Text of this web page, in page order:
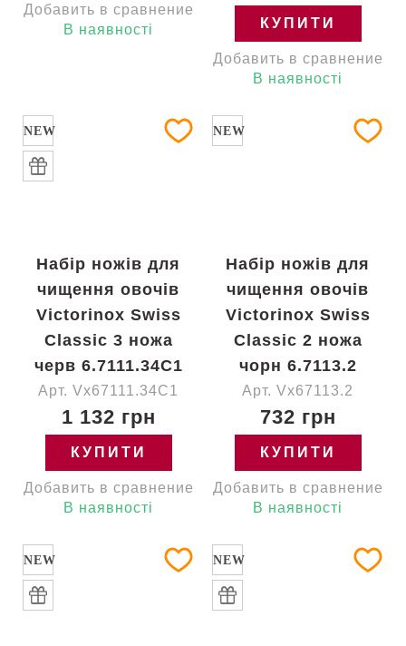
Добавить в сравнение
В наявності
КУПИТИ
Добавить в сравнение
В наявності
NEW
Набір ножів для
чищення овочів
Victorinox Swiss
Classic 3 ножа
черв 6.7111.34C1
Арт. Vx67111.34C1
1 132 грн
КУПИТИ
Добавить в сравнение
В наявності
NEW
Набір ножів для
чищення овочів
Victorinox Swiss
Classic 2 ножа
чорн 6.7113.2
Арт. Vx67113.2
732 грн
КУПИТИ
Добавить в сравнение
В наявності
NEW NEW